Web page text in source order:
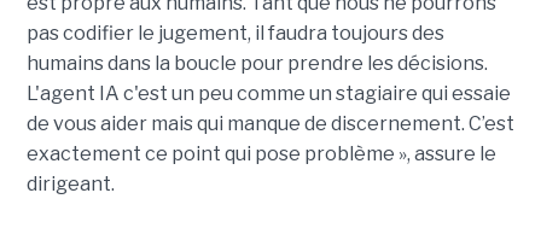
pas codifier le jugement, il faudra toujours des
humains dans la boucle pour prendre les décisions.
L'agent IA c'est un peu comme un stagiaire qui essaie
de vous aider mais qui manque de discernement. C’est
exactement ce point qui pose problème », assure le
dirigeant.